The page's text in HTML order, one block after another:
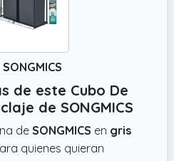
de este Cubo De
de SONGMICS
deSONGMICS en gris
quienes quieran